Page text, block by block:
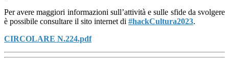
Per avere maggiori informazioni sull’attività e sulle sfide da svolgere
è possibile consultare il sito internet di #hackCultura2023.
CIRCOLARE N.224.pdf